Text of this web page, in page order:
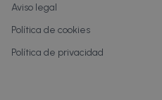
Aviso legal
Política de cookies
Política de privacidad